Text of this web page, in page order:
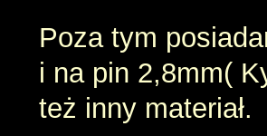
Poza tym
i na pin 2,8mm(
też inny materiał.